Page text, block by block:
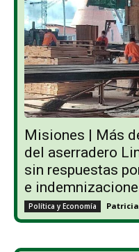
Misiones | Más
del aserradero
sin respuestas
e
Política y Economía